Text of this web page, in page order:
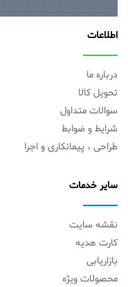
اطلاعات
درباره ما
تحویل کالا
سوالات متداول
شرایط و ضوابط
طراحی ، پیمانکاری و اجرا
سایر خدمات
نقشه سایت
کارت هدیه
بازاریابی
محصولات ویژه